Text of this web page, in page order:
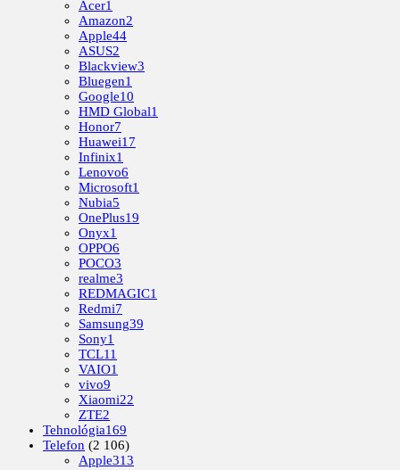
Acer1
Amazon2
Apple44
ASUS2
Blackview3
Bluegen1
Google10
HMD Global1
Honor7
Huawei17
Infinix1
Lenovo6
Microsoft1
Nubia5
OnePlus19
Onyx1
OPPO6
POCO3
realme3
REDMAGIC1
Redmi7
Samsung39
Sony1
TCL11
VAIO1
vivo9
Xiaomi22
ZTE2
Tehnológia169
Telefon (2 106)
Apple313